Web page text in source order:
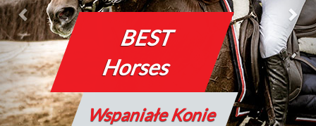
BEST
Horses
Wspaniałe Konie